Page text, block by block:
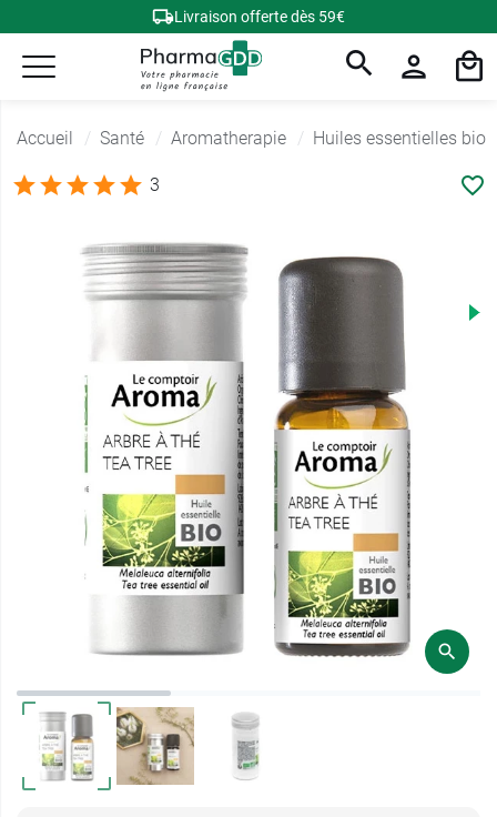
Livraison offerte dès 59€
Accueil Santé Aromatherapie Huiles essentielles bio
3